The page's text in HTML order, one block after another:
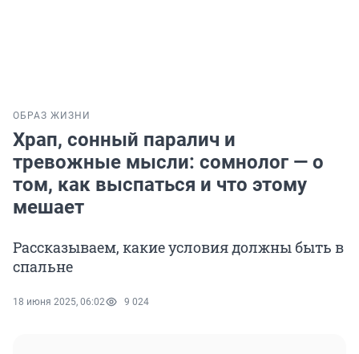
ОБРАЗ ЖИЗНИ
Храп, сонный паралич и
тревожные мысли: сомнолог — о
том, как выспаться и что этому
мешает
Рассказываем, какие условия должны быть в
спальне
18 июня 2025, 06:02 9 024